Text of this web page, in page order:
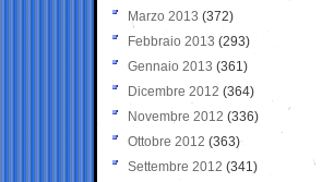
Marzo 2013 (372)
Febbraio 2013 (293)
Gennaio 2013 (361)
Dicembre 2012 (364)
Novembre 2012 (336)
Ottobre 2012 (363)
Settembre 2012 (341)